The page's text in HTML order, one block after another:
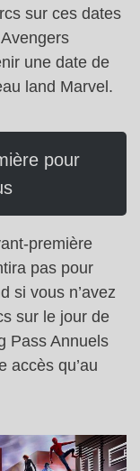
sur ces dates
une date de
land Marvel.
pour
première
pas pour
si vous n’avez
sur le jour de
Pass Annuels
accès qu’au